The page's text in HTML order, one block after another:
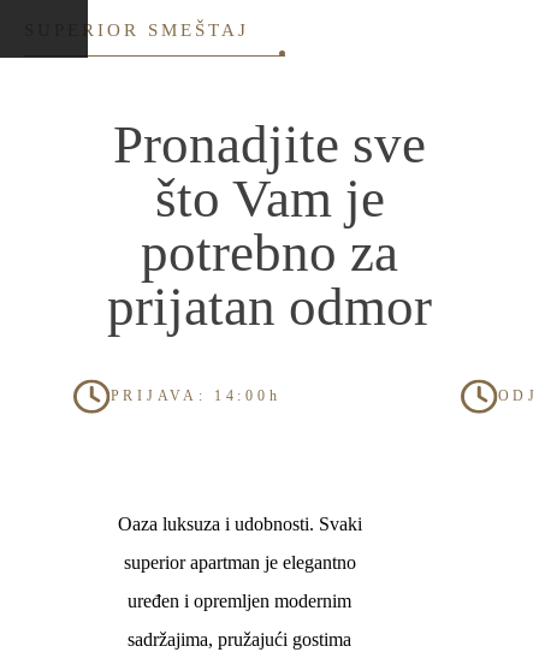
SUPERIOR SMEŠTAJ
Pronadjite sve
što Vam je
potrebno za
prijatan odmor
PRIJAVA: 14:00h
Oaza luksuza i udobnosti. Svaki
superior apartman je elegantno
uređen i opremljen modernim
sadržajima, pružajući gostima